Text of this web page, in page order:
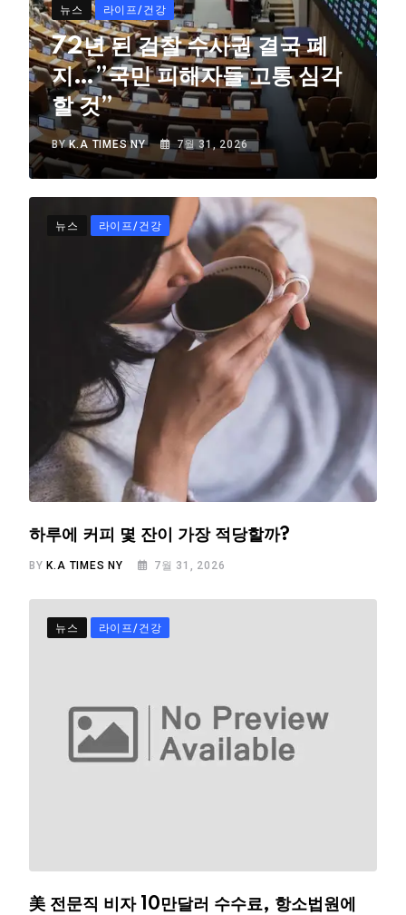
뉴스 라이프/건강
72년 된 검찰 수사권 결국 폐
지…”국민 피해자들 고통 심각
할 것”
BYK.A TIMES NY 7월 31, 2026
뉴스 라이프/건강
하루에 커피 몇 잔이 가장 적당할까?
BYK.A TIMES NY 7월 31, 2026
뉴스 라이프/건강
美 전문직 비자 10만달러 수수료, 항소법원에